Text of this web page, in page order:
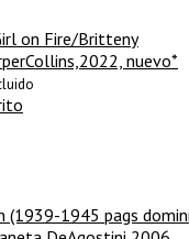
on Fire/Britteny
nuevo*
(1939-1945 pags